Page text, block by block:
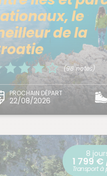
le
de la
(98 notes)
PROCHAIN DÉPART
22/08/2026
8
1 799
Transport à